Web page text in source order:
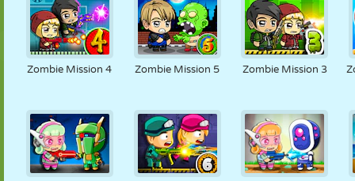
Zombie Mission 4 Zombie Mission 5 Zombie Mission 3